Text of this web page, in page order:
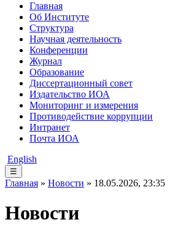
Главная
Об Институте
Структура
Научная деятельность
Конференции
Журнал
Образование
Диссертационный совет
Издательство ИОА
Мониторинг и измерения
Противодействие коррупции
Интранет
Почта ИОА
English
☰
Главная » Новости » 18.05.2026, 23:35
Новости